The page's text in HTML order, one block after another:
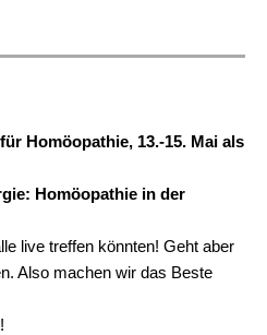
Homöopathie, 13.-15. Mai als
Homöopathie in der
live treffen könnten! Geht aber
Also machen wir das Beste